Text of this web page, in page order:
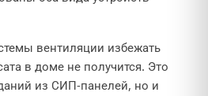
вентиляции избежать
в доме не получится. Это
из СИП-панелей, но и